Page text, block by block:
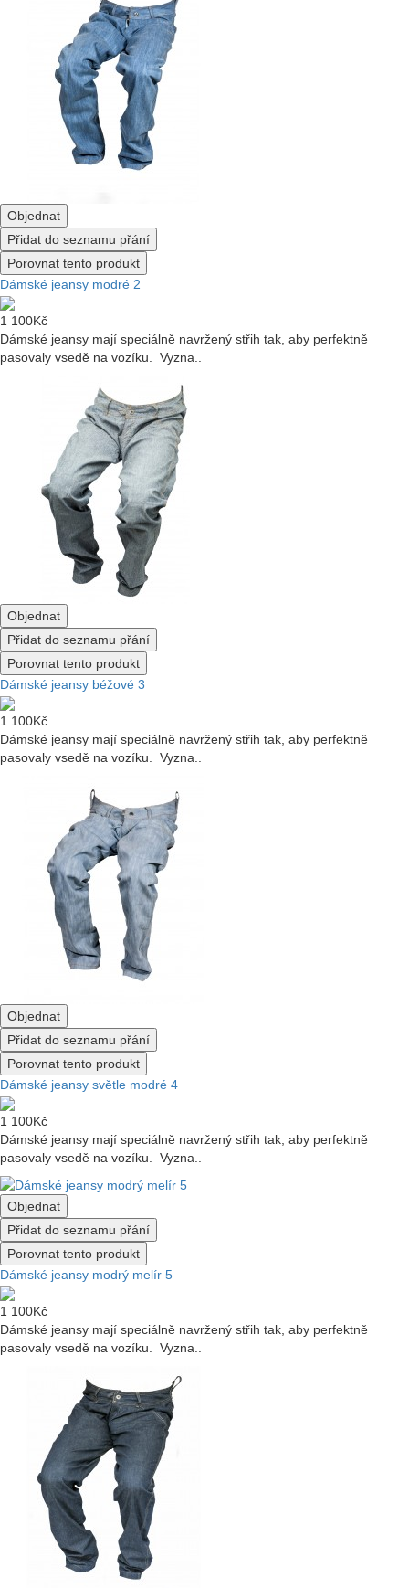
Objednat
Přidat do seznamu přání
Porovnat tento produkt
Dámské jeansy modré 2
1 100Kč
Dámské jeansy mají speciálně navržený střih tak, aby perfektně
pasovaly vsedě na vozíku. Vyzna..
Objednat
Přidat do seznamu přání
Porovnat tento produkt
Dámské jeansy béžové 3
1 100Kč
Dámské jeansy mají speciálně navržený střih tak, aby perfektně
pasovaly vsedě na vozíku. Vyzna..
Objednat
Přidat do seznamu přání
Porovnat tento produkt
Dámské jeansy světle modré 4
1 100Kč
Dámské jeansy mají speciálně navržený střih tak, aby perfektně
pasovaly vsedě na vozíku. Vyzna..
Objednat
Přidat do seznamu přání
Porovnat tento produkt
Dámské jeansy modrý melír 5
1 100Kč
Dámské jeansy mají speciálně navržený střih tak, aby perfektně
pasovaly vsedě na vozíku. Vyzna..